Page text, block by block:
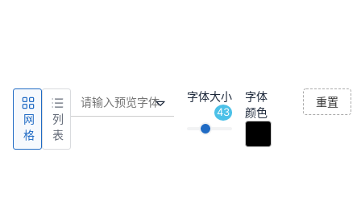
网
格
列
表
字体大小
43
字体
颜色
重置